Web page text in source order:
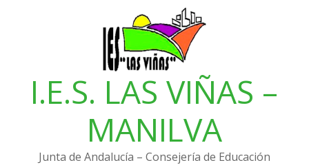
I.E.S. LAS VIÑAS –
MANILVA
Junta de Andalucía – Consejería de Educación